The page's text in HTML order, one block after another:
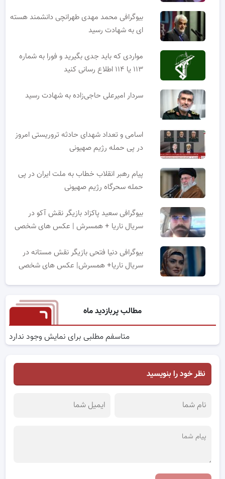
بیوگرافی محمد مهدی طهرانچی دانشمند هسته
ای به شهادت رسید
مواردی که باید جدی بگیرید و فورا به شماره
۱۱۳ یا ۱۱۴ اطلاع رسانی کنید
سردار امیرعلی حاجی‌زاده به شهادت رسید
اسامی و تعداد شهدای حادثه تروریستی امروز
در پی حمله رژیم صهیونی
پیام رهبر انقلاب خطاب به ملت ایران در پی
حمله سحرگاه رژیم صهیونی
بیوگرافی سعید پاکزاد بازیگر نقش آکو در
سریال ناریا + همسرش | عکس های شخصی
بیوگرافی دنیا فتحی بازیگر نقش مستانه در
سریال ناریا+ همسرش| عکس های شخصی
مطالب پربازدید ماه
متاسفم مطلبی برای نمایش وجود ندارد
نظر خود را بنویسید